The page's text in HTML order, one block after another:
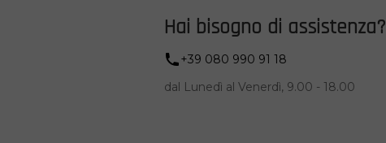
Hai bisogno di assistenza?
+39 080 990 91 18
dal Lunedì al Venerdì, 9.00 - 18.00